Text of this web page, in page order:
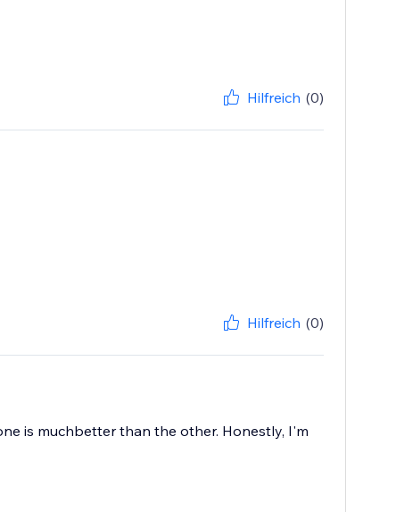
Hilfreich (0)
Hilfreich (0)
is muchbetter than the other. Honestly, I'm